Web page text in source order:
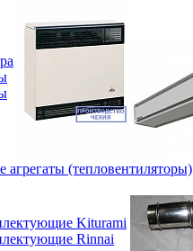
(тепловентиляторы)
Kiturami
Rinnai